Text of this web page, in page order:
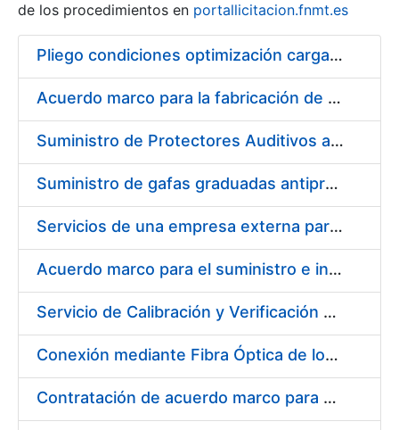
Erakutsi/Ezkutatu
de los procedimientos en portallicitacion.fnmt.es
Pliego condiciones optimización cargas compras firmado
Acuerdo marco para la fabricación de piezas
Suministro de Protectores Auditivos a medida para las personas trabajadoras de los Centros de Trabajo de Madrid y Burgos
Suministro de gafas graduadas antiproyecciones para los trabajadores de la FNMT-RCM en los centros de trabajo de Madrid y Burgos
Servicios de una empresa externa para el asesoramiento y resolución de los recursos de alzada que se presentan relacionados con procesos de selección para la FNMT-RCM
Acuerdo marco para el suministro e instalación de persianas, estores y otros complementos
Servicio de Calibración y Verificación Externa de los Equipos de Medición del Servicio de Prevención de la FNMT-RCM
Conexión mediante Fibra Óptica de los Centros de Proceso de Datos (CPDs) de las sedes de la FNMT-RCM de Burgos y Madrid
Contratación de acuerdo marco para el Suministro de Material de Electricidad para la Fábrica Nacional de Moneda y Timbre-Real Casa de la Moneda en su centro de trabajo de Burgos